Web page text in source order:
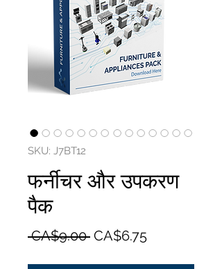
SKU: J7BT12
फर्नीचर और उपकरण
पैक
CA$9.00 नियमित
CA$6.75बिक्री